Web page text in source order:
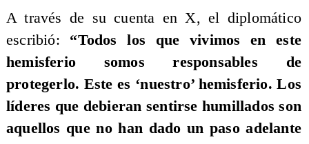
A través de su cuenta en X, el diplomático
escribió: “Todos los que vivimos en este
hemisferio somos responsables de
protegerlo. Este es ‘nuestro’ hemisferio. Los
líderes que debieran sentirse humillados son
aquellos que no han dado un paso adelante